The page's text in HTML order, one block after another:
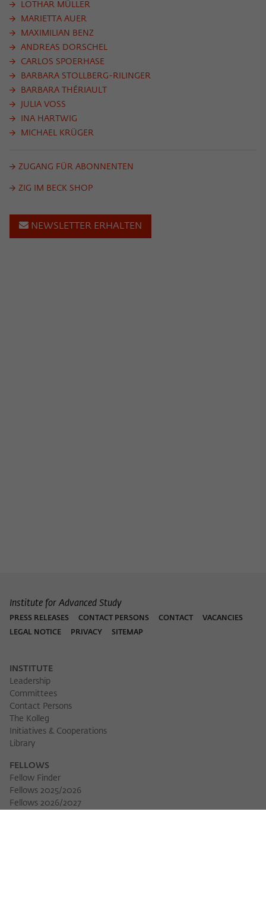
LOTHAR MÜLLER
MARIETTA AUER
MAXIMILIAN BENZ
ANDREAS DORSCHEL
CARLOS SPOERHASE
BARBARA STOLLBERG-RILINGER
BARBARA THÉRIAULT
JULIA VOSS
INA HARTWIG
MICHAEL KRÜGER
ZUGANG FÜR ABONNENTEN
ZIG IM BECK SHOP
NEWSLETTER ERHALTEN
Institute for Advanced Study
PRESS RELEASES CONTACT PERSONS CONTACT
VACANCIES
LEGAL NOTICE
PRIVACY SITEMAP
INSTITUTE
Leadership
Committees
Contact Persons
The Kolleg
Initiatives & Cooperations
Library
FELLOWS
Fellow Finder
Fellows 2025/2026
Fellows 2026/2027